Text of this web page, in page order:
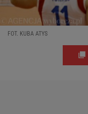
FOT. KUBA ATYS